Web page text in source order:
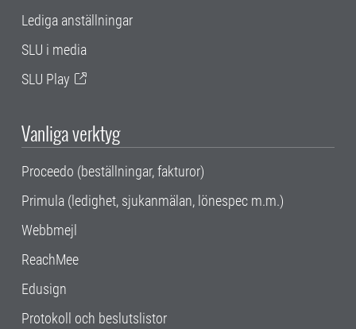
Lediga anställningar
SLU i media
SLU Play
Vanliga verktyg
Proceedo (beställningar, fakturor)
Primula (ledighet, sjukanmälan, lönespec m.m.)
Webbmejl
ReachMee
Edusign
Protokoll och beslutslistor